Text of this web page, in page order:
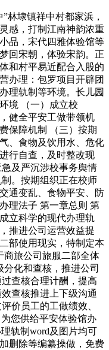
埭镇祥中村都家浜，
感，打制江南神韵浓重
品，宋代四雅体验馆等
回宋朝，体验宋韵。正
和村平易近配合入股的
办理：包罗项目开辟团
理轨制等环境。长儿园
境 （一）成立校
健全平安工做带领机
保障机制 （三）按期
、食物及饮用水、危化
行自查，及时整改现
及严沉涉校事务舆情
。按期组织正在校师
通变乱、食物平安、防
理法子 第一章总则 第
立科学的现代办理轨
推进公司运营效益提
部使用现实，特制定本
商旅公司旅服二部全体
化和查核，推进公司
查核合理计酬，提高
查核推进上下级沟通
价员工的工做绩效、
您供给平安体验馆办
轨制word及图片均可
删除等编纂操做，免费